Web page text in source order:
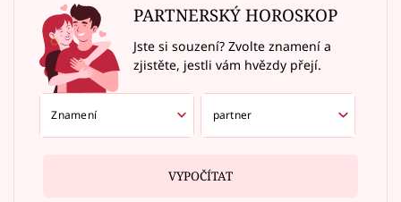
PARTNERSKÝ HOROSKOP
Jste si souzení? Zvolte znamení a
zjistěte, jestli vám hvězdy přejí.
VYPOČÍTAT